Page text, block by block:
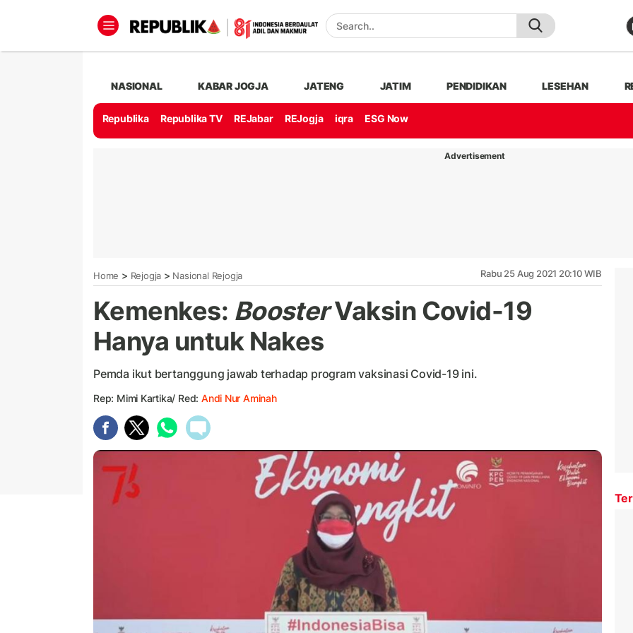
NASIONAL KABAR JOGJA JATENG JATIM PENDIDIKAN LESEHAN
Republika Republika TV REJabar REJogja iqra ESG Now
Advertisement
Home > Rejogja > Nasional Rejogja Rabu 25 Aug 2021 20:10 WIB
Kemenkes: BoosterVaksin Covid-19
Hanya untuk Nakes
Pemda ikut bertanggung jawab terhadap program vaksinasi Covid-19 ini.
Rep: Mimi Kartika/ Red: Andi Nur Aminah